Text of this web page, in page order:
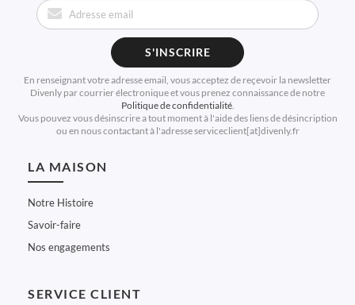
S'INSCRIRE
En renseignant votre adresse email, vous acceptez de reçevoir la newsletter
Divenly par courrier électronique et vous prenez connaissance de notre
Politique de confidentialité.
Vous pouvez vous désinscrire a tout moment à l'aide des liens de désincription
ou en nous contactant à l'adresse serviceclient[at]divenly.fr
LA MAISON
Notre Histoire
Savoir-faire
Nos engagements
SERVICE CLIENT